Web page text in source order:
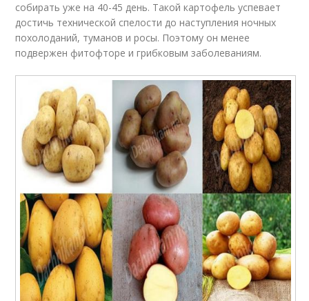
собирать уже на 40-45 день. Такой картофель успевает
достичь технической спелости до наступления ночных
похолоданий, туманов и росы. Поэтому он менее
подвержен фитофторе и грибковым заболеваниям.